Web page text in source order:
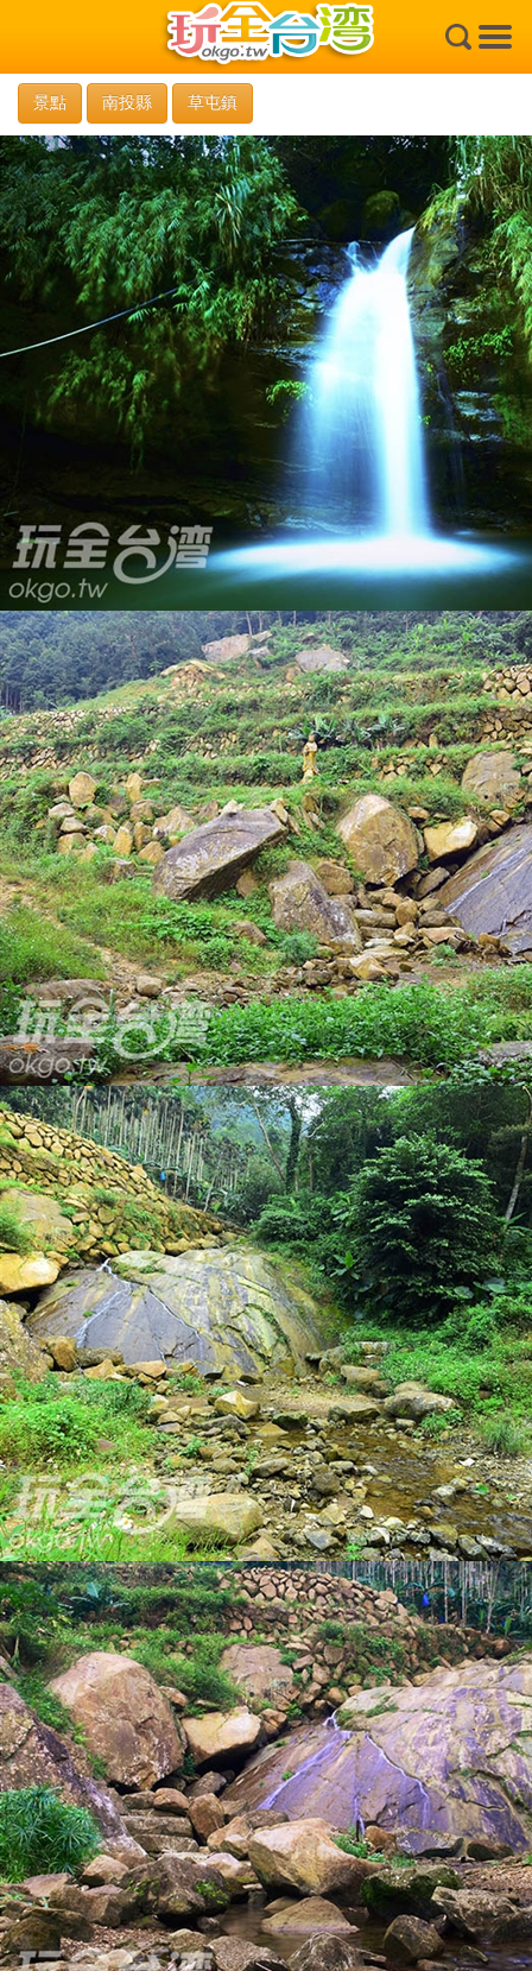
×
景點 南投縣 草屯鎮